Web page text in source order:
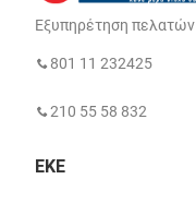
Εξυπηρέτηση πελατών
801 11 232425
210 55 58 832
ΕΚΕ